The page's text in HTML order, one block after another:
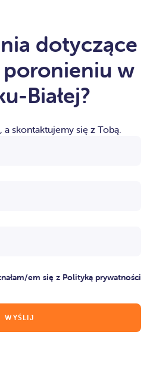
dotyczące
w
Białej?
skontaktujemy się z Tobą.
em się z Polityką prywatności